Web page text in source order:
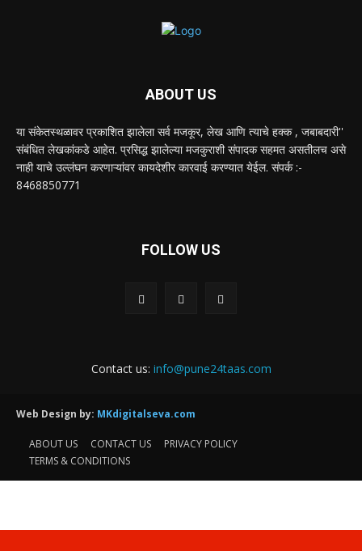
ABOUT US
या संकेतस्थळावर प्रकाशित झालेला सर्व मजकूर, लेख आणि त्याचे हक्क , जबाबदारी''
संबंधित लेखकांकडे आहेत. प्रसिद्ध झालेल्या मजकुराशी संपादक सहमत असतीलच असे
नाही याचे उल्लंघन करणाऱ्यांवर कायदेशीर कारवाई करण्यात येईल. संपर्क :-
8468850771
FOLLOW US
Contact us: info@pune24taas.com
Web Design by: MKdigitalseva.com
ABOUT US CONTACT US
PRIVACY POLICY
TERMS & CONDITIONS